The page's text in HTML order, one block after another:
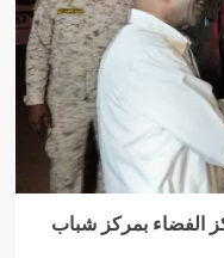
الفضاء بمركز شباب